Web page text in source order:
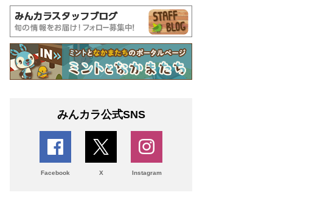
みんカラ公式SNS
Facebook X Instagram